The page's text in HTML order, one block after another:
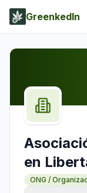
GreenkedIn
en
ONG /